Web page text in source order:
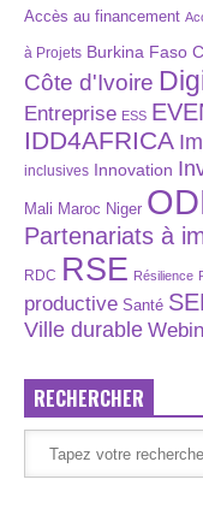
Accès au financement
à Projets Burkina Faso
Côte d'Ivoire
Entreprise ESS
IDD4AFRICA
inclusives Innovation
Mali Maroc Niger
Partenariats à
RDC RSE Résilience
productive Santé
Ville durable
RECHERCHER